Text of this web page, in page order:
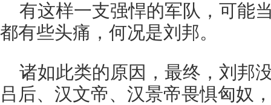
有这样一支强悍的军队，可能
都有些头痛，何况是刘邦。
诸如此类的原因，最终，刘邦
吕后、汉文帝、汉景帝畏惧匈奴